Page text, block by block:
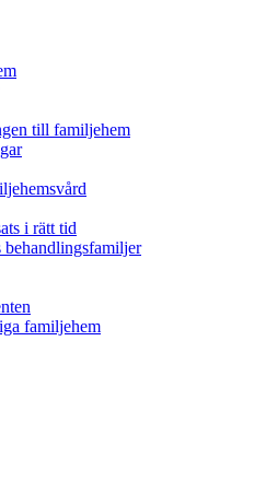
till familjehem
i rätt tid
behandlingsfamiljer
familjehem